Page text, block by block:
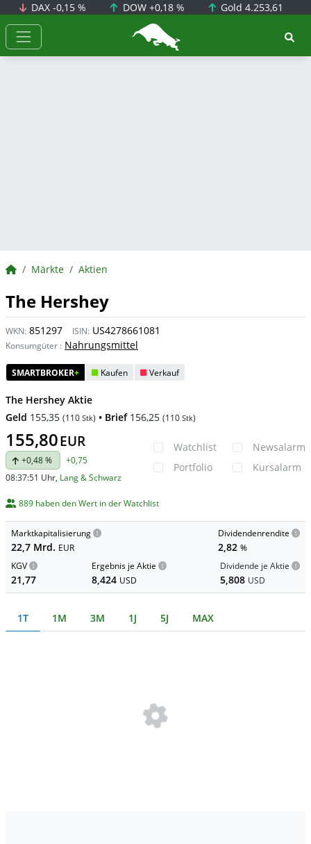
DAX-0,15 % DOW +0,18 % Gold4.253,61
BörsenNEWS.de
BörsenNEWS.de
Märkte Aktien
The Hershey
WKN: 851297 ISIN: US4278661081
Konsumgüter : Nahrungsmittel
SMARTBROKER+ Kaufen Verkauf
The Hershey Aktie
Geld 155,35 (110 Stk) • Brief 156,25 (110 Stk)
155,80EUR
+0,48 %
+0,75
08:37:51 Uhr, Lang & Schwarz
Watchlist
Portfolio
Newsalarm
Kursalarm
889 haben den Wert in der Watchlist
Marktkapitalisierung
22,7 Mrd. EUR
Dividendenrendite
2,82 %
KGV
21,77
Ergebnis je Aktie
8,424 USD
Dividende je Aktie
5,808 USD
1T 1M 3M 1J 5J MAX